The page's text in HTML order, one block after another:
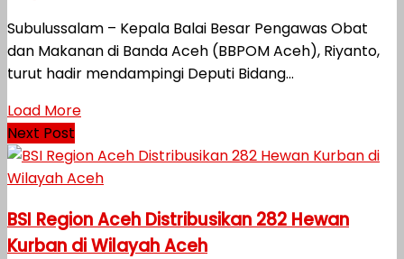
Subulussalam – Kepala Balai Besar Pengawas Obat
dan Makanan di Banda Aceh (BBPOM Aceh), Riyanto,
turut hadir mendampingi Deputi Bidang...
Load More
Next Post
BSI Region Aceh Distribusikan 282 Hewan
Kurban di Wilayah Aceh